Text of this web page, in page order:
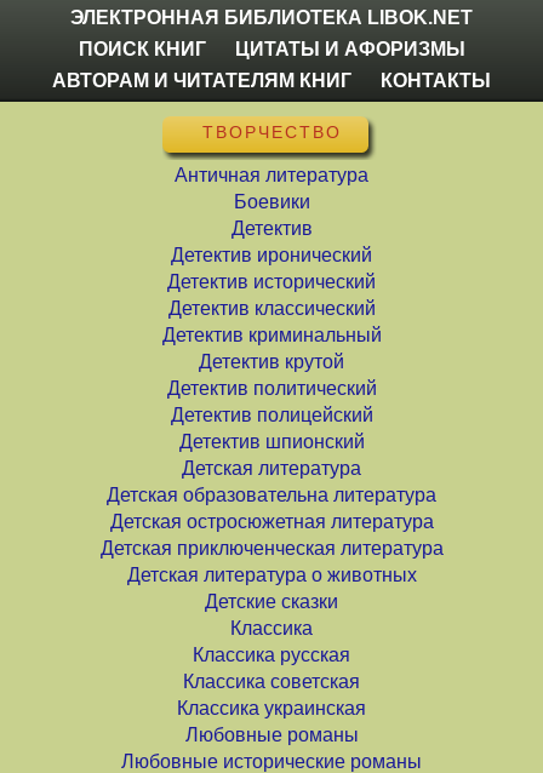
ЭЛЕКТРОННАЯ БИБЛИОТЕКА LIBOK.NET
ПОИСК КНИГ
ЦИТАТЫ И АФОРИЗМЫ
АВТОРАМ И ЧИТАТЕЛЯМ КНИГ
КОНТАКТЫ
ТВОРЧЕСТВО
Античная литература
Боевики
Детектив
Детектив иронический
Детектив исторический
Детектив классический
Детектив криминальный
Детектив крутой
Детектив политический
Детектив полицейский
Детектив шпионский
Детская литература
Детская образовательна литература
Детская остросюжетная литература
Детская приключенческая литература
Детская литература о животных
Детские сказки
Классика
Классика русская
Классика советская
Классика украинская
Любовные романы
Любовные исторические романы